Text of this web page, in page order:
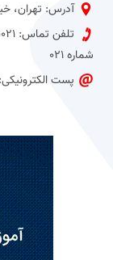
آدرس: تهران،
شماره 021
پست الکترونیکی: jahan1383@yahoo.com